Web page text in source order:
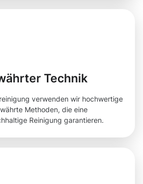
Technik
verwenden wir hochwertige
Methoden, die eine
Reinigung garantieren.